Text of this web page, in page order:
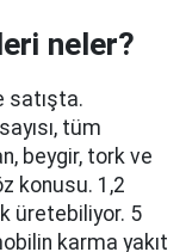
neler?
satışta.
tüm
beygir, tork ve
konusu. 1,2
üretebiliyor. 5
karma yakıt